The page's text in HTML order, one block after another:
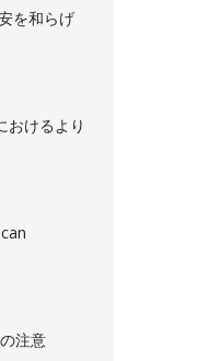
を和らげ
おけるより
注意